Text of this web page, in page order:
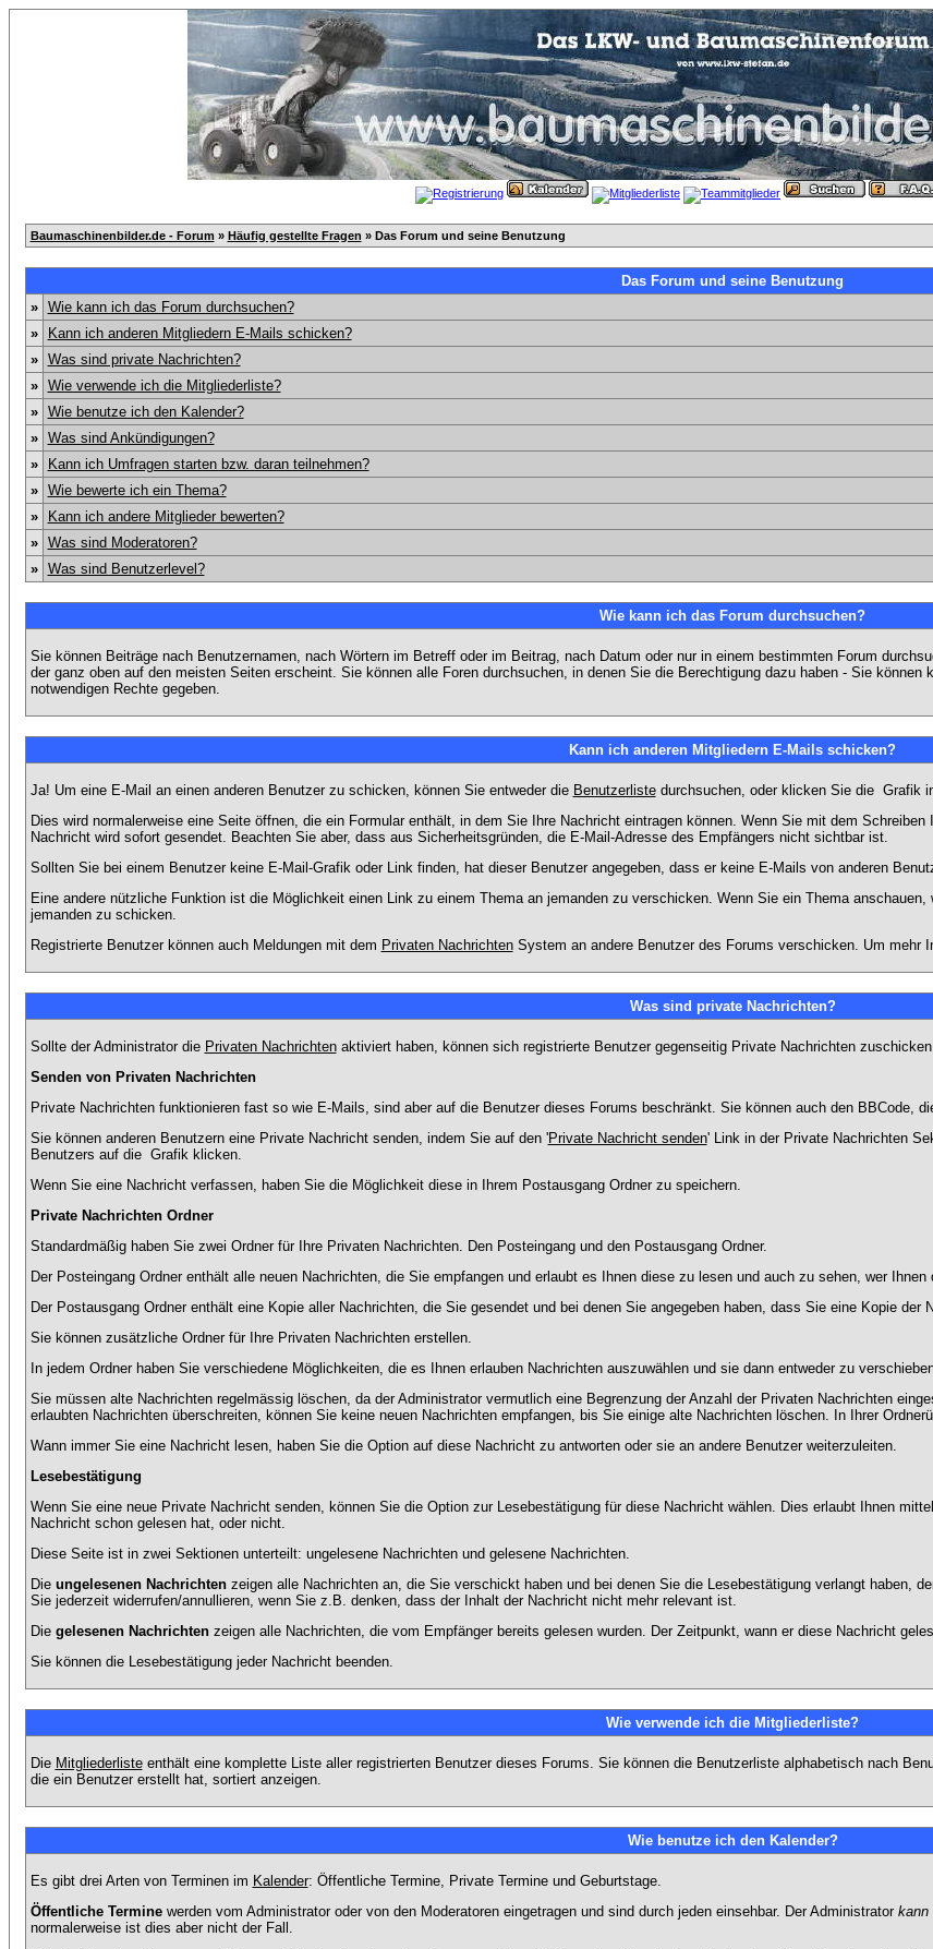
Baumaschinenbilder.de - Forum » Häufig gestellte Fragen » Das Forum und seine Benutzung
Das Forum und seine Benutzung
»
Wie kann ich das Forum durchsuchen?
»
Kann ich anderen Mitgliedern E-Mails schicken?
»
Was sind private Nachrichten?
»
Wie verwende ich die Mitgliederliste?
»
Wie benutze ich den Kalender?
»
Was sind Ankündigungen?
»
Kann ich Umfragen starten bzw. daran teilnehmen?
»
Wie bewerte ich ein Thema?
»
Kann ich andere Mitglieder bewerten?
»
Was sind Moderatoren?
»
Was sind Benutzerlevel?
Wie kann ich das Forum durchsuchen?
Sie können Beiträge nach Benutzernamen, nach Wörtern im Betreff oder im Beitrag, nach Datum oder nur in einem bestimmten Forum
der ganz oben auf den meisten Seiten erscheint. Sie können alle Foren durchsuchen, in denen Sie die Berechtigung dazu haben - Sie
notwendigen Rechte gegeben.
Kann ich anderen Mitgliedern E-Mails schicken?
Ja! Um eine E-Mail an einen anderen Benutzer zu schicken, können Sie entweder die Benutzerlistedurchsuchen, oder klicken Sie die Grafik
Dies wird normalerweise eine Seite öffnen, die ein Formular enthält, in dem Sie Ihre Nachricht eintragen können. Wenn Sie mit dem
Nachricht wird sofort gesendet. Beachten Sie aber, dass aus Sicherheitsgründen, die E-Mail-Adresse des Empfängers nicht sichtbar ist.
Sollten Sie bei einem Benutzer keine E-Mail-Grafik oder Link finden, hat dieser Benutzer angegeben, dass er keine E-Mails von anderen
Eine andere nützliche Funktion ist die Möglichkeit einen Link zu einem Thema an jemanden zu verschicken. Wenn Sie ein Thema
jemanden zu schicken.
Registrierte Benutzer können auch Meldungen mit dem Privaten NachrichtenSystem an andere Benutzer des Forums verschicken. Um mehr
Was sind private Nachrichten?
Sollte der Administrator die Privaten Nachrichtenaktiviert haben, können sich registrierte Benutzer gegenseitig Private Nachrichten
Senden von Privaten Nachrichten
Private Nachrichten funktionieren fast so wie E-Mails, sind aber auf die Benutzer dieses Forums beschränkt. Sie können auch den BBCode,
Sie können anderen Benutzern eine Private Nachricht senden, indem Sie auf den 'Private Nachricht senden' Link in der Private Nachrichten
Benutzers auf die Grafik klicken.
Wenn Sie eine Nachricht verfassen, haben Sie die Möglichkeit diese in Ihrem Postausgang Ordner zu speichern.
Private Nachrichten Ordner
Standardmäßig haben Sie zwei Ordner für Ihre Privaten Nachrichten. Den Posteingang und den Postausgang Ordner.
Der Posteingang Ordner enthält alle neuen Nachrichten, die Sie empfangen und erlaubt es Ihnen diese zu lesen und auch zu sehen, wer
Der Postausgang Ordner enthält eine Kopie aller Nachrichten, die Sie gesendet und bei denen Sie angegeben haben, dass Sie eine Kopie der
Sie können zusätzliche Ordner für Ihre Privaten Nachrichten erstellen.
In jedem Ordner haben Sie verschiedene Möglichkeiten, die es Ihnen erlauben Nachrichten auszuwählen und sie dann entweder zu
Sie müssen alte Nachrichten regelmässig löschen, da der Administrator vermutlich eine Begrenzung der Anzahl der Privaten Nachrichten
erlaubten Nachrichten überschreiten, können Sie keine neuen Nachrichten empfangen, bis Sie einige alte Nachrichten löschen. In Ihrer
Wann immer Sie eine Nachricht lesen, haben Sie die Option auf diese Nachricht zu antworten oder sie an andere Benutzer weiterzuleiten.
Lesebestätigung
Wenn Sie eine neue Private Nachricht senden, können Sie die Option zur Lesebestätigung für diese Nachricht wählen. Dies erlaubt Ihnen
Nachricht schon gelesen hat, oder nicht.
Diese Seite ist in zwei Sektionen unterteilt: ungelesene Nachrichten und gelesene Nachrichten.
Die ungelesenen Nachrichtenzeigen alle Nachrichten an, die Sie verschickt haben und bei denen Sie die Lesebestätigung verlangt haben,
Sie jederzeit widerrufen/annullieren, wenn Sie z.B. denken, dass der Inhalt der Nachricht nicht mehr relevant ist.
Die gelesenen Nachrichtenzeigen alle Nachrichten, die vom Empfänger bereits gelesen wurden. Der Zeitpunkt, wann er diese Nachricht
Sie können die Lesebestätigung jeder Nachricht beenden.
Wie verwende ich die Mitgliederliste?
Die Mitgliederlisteenthält eine komplette Liste aller registrierten Benutzer dieses Forums. Sie können die Benutzerliste alphabetisch nach
die ein Benutzer erstellt hat, sortiert anzeigen.
Wie benutze ich den Kalender?
Es gibt drei Arten von Terminen im Kalender: Öffentliche Termine, Private Termine und Geburtstage.
Öffentliche Terminewerden vom Administrator oder von den Moderatoren eingetragen und sind durch jeden einsehbar. Der Administrator kann
normalerweise ist dies aber nicht der Fall.